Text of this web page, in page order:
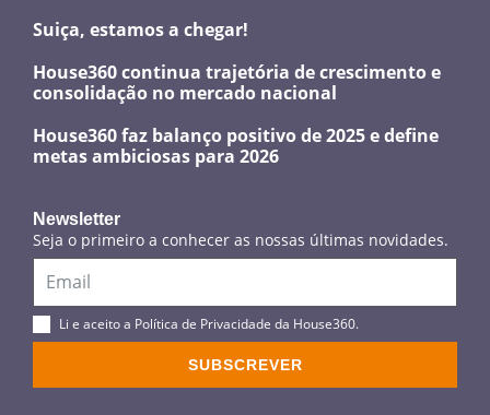
Suiça, estamos a chegar!
House360 continua trajetória de crescimento e
consolidação no mercado nacional
House360 faz balanço positivo de 2025 e define
metas ambiciosas para 2026
Newsletter
Seja o primeiro a conhecer as nossas últimas novidades.
Li e aceito a Política de Privacidade da House360.
SUBSCREVER